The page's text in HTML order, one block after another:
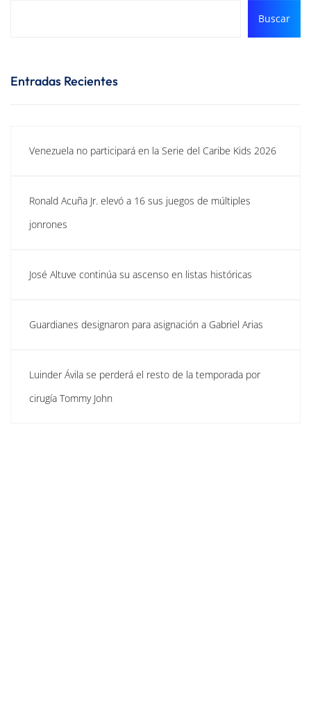
Buscar
Entradas Recientes
Venezuela no participará en la Serie del Caribe Kids 2026
Ronald Acuña Jr. elevó a 16 sus juegos de múltiples
jonrones
José Altuve continúa su ascenso en listas históricas
Guardianes designaron para asignación a Gabriel Arias
Luinder Ávila se perderá el resto de la temporada por
cirugía Tommy John